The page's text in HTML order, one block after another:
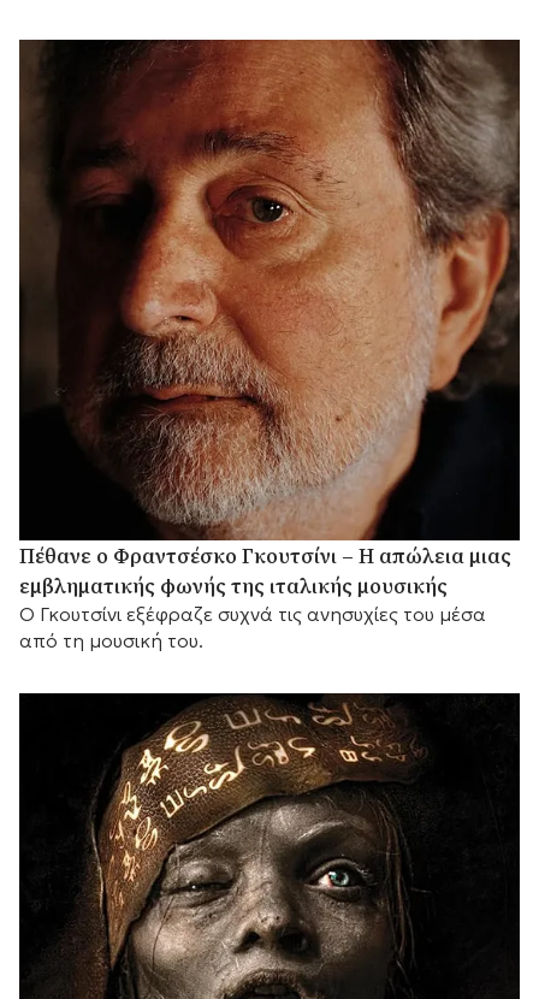
Πέθανε ο Φραντσέσκο Γκουτσίνι – Η απώλεια μιας
εμβληματικής φωνής της ιταλικής μουσικής
Ο Γκουτσίνι εξέφραζε συχνά τις ανησυχίες του μέσα
από τη μουσική του.